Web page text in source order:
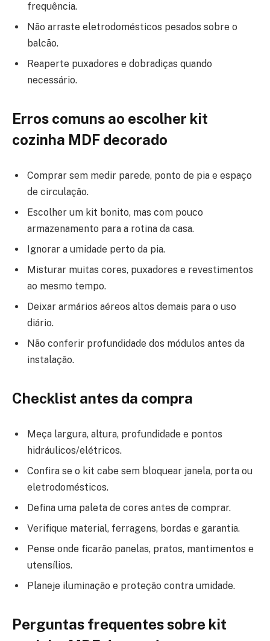
frequência.
Não arraste eletrodomésticos pesados sobre o
balcão.
Reaperte puxadores e dobradiças quando
necessário.
Erros comuns ao escolher kit
cozinha MDF decorado
Comprar sem medir parede, ponto de pia e espaço
de circulação.
Escolher um kit bonito, mas com pouco
armazenamento para a rotina da casa.
Ignorar a umidade perto da pia.
Misturar muitas cores, puxadores e revestimentos
ao mesmo tempo.
Deixar armários aéreos altos demais para o uso
diário.
Não conferir profundidade dos módulos antes da
instalação.
Checklist antes da compra
Meça largura, altura, profundidade e pontos
hidráulicos/elétricos.
Confira se o kit cabe sem bloquear janela, porta ou
eletrodomésticos.
Defina uma paleta de cores antes de comprar.
Verifique material, ferragens, bordas e garantia.
Pense onde ficarão panelas, pratos, mantimentos e
utensílios.
Planeje iluminação e proteção contra umidade.
Perguntas frequentes sobre kit